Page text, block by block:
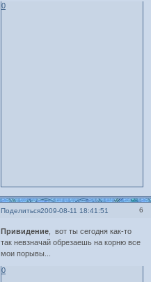
0
Поделиться 6
2009-08-11 18:41:51
Привидение , вот ты сегодня как-то
так невзначай обрезаешь на корню все
мои порывы...
0